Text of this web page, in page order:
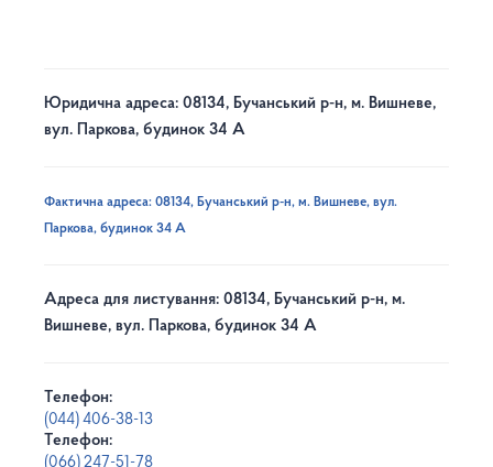
Юридична адреса: 08134, Бучанський р-н, м. Вишневе,
вул. Паркова, будинок 34 А
Фактична адреса: 08134, Бучанський р-н, м. Вишневе, вул.
Паркова, будинок 34 А
Адреса для листування: 08134, Бучанський р-н, м.
Вишневе, вул. Паркова, будинок 34 А
Телефон:
(044) 406-38-13
Телефон:
(066) 247-51-78